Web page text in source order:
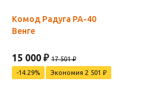
Комод Радуга РА-40
Венге
15 000 ₽ 17 501 ₽
-14.29%
Экономия 2 501 ₽